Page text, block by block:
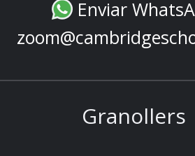
Enviar
Granollers